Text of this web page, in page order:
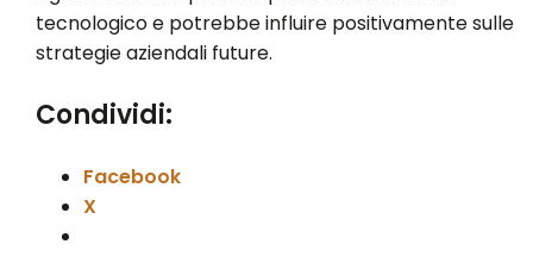
tecnologico e potrebbe influire positivamente sulle
strategie aziendali future.
Condividi:
Facebook
X